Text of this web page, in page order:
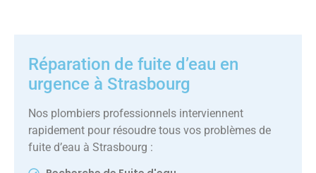
Réparation de fuite d’eau en
urgence à Strasbourg
Nos plombiers professionnels interviennent
rapidement pour résoudre tous vos problèmes de
fuite d’eau à Strasbourg :